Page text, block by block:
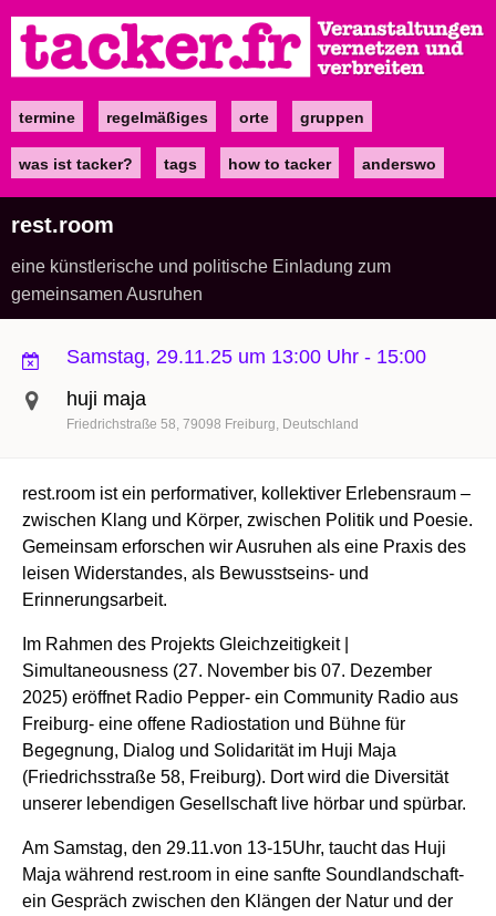
zum
Inhalt
Maintermine regelmäßiges orte gruppen
was ist tacker? tags how to tacker anderswo
rest.room
eine künstlerische und politische Einladung zum
gemeinsamen Ausruhen
Samstag, 29.11.25 um 13:00 Uhr - 15:00
huji maja
Friedrichstraße 58 79098 Freiburg Deutschland
rest.room ist ein performativer, kollektiver Erlebensraum –
zwischen Klang und Körper, zwischen Politik und Poesie.
Gemeinsam erforschen wir Ausruhen als eine Praxis des
leisen Widerstandes, als Bewusstseins- und
Erinnerungsarbeit.
Im Rahmen des Projekts Gleichzeitigkeit |
Simultaneousness (27. November bis 07. Dezember
2025) eröffnet Radio Pepper- ein Community Radio aus
Freiburg- eine offene Radiostation und Bühne für
Begegnung, Dialog und Solidarität im Huji Maja
(Friedrichsstraße 58, Freiburg). Dort wird die Diversität
unserer lebendigen Gesellschaft live hörbar und spürbar.
Am Samstag, den 29.11.von 13-15Uhr, taucht das Huji
Maja während rest.room in eine sanfte Soundlandschaft-
ein Gespräch zwischen den Klängen der Natur und der